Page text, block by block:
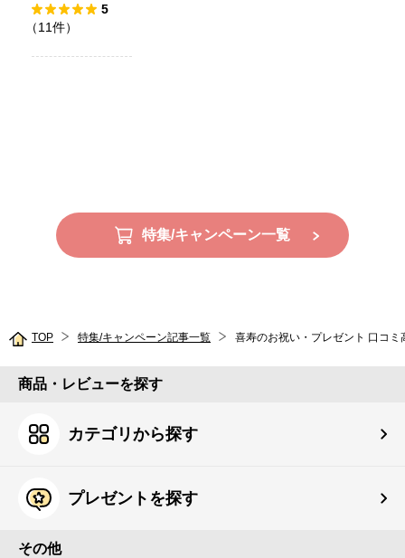
5
（11件）
特集/キャンペーン一覧
TOP 特集/キャンペーン記事一覧 喜寿のお祝い・プレゼント 口コミ
商品・レビューを探す
カテゴリから探す
プレゼントを探す
その他